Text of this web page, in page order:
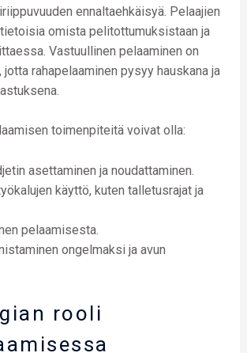
ennaltaehkäisyä. Pelaajien
omista pelitottumuksistaan ja
Vastuullinen pelaaminen on
rahapelaaminen pysyy hauskana ja
toimenpiteitä voivat olla:
asettaminen ja noudattaminen.
käyttö, kuten talletusrajat ja
pelaamisesta.
ongelmaksi ja avun
rooli